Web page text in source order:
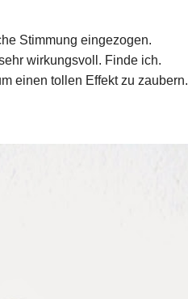
Stimmung eingezogen.
wirkungsvoll. Finde ich.
einen tollen Effekt zu zaubern.